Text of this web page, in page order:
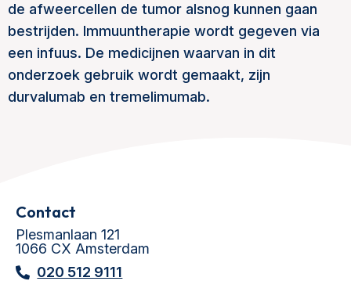
de afweercellen de tumor alsnog kunnen gaan
bestrijden. Immuuntherapie wordt gegeven via
een infuus. De medicijnen waarvan in dit
onderzoek gebruik wordt gemaakt, zijn
durvalumab en tremelimumab.
Contact
Plesmanlaan 121
1066 CX Amsterdam
020 512 9111